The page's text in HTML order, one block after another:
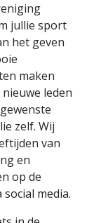
jullie sport
het geven
maken
leden
zelf. Wij
van
en
op de
media.